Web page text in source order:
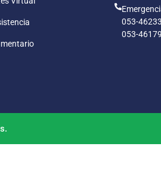
053-
053-